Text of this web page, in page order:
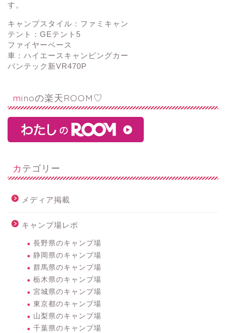
す。
キャンプスタイル：ファミキャン
テント：GEテント5
ファイヤーベース
車：ハイエースキャンピングカー
バンテック新VR470P
minoの楽天ROOM♡
カテゴリー
メディア掲載
キャンプ場レポ
長野県のキャンプ場
静岡県のキャンプ場
群馬県のキャンプ場
栃木県のキャンプ場
宮城県のキャンプ場
東京都のキャンプ場
山梨県のキャンプ場
千葉県のキャンプ場